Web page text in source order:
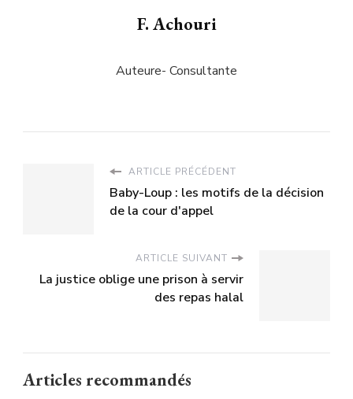
F. Achouri
Auteure- Consultante
ARTICLE PRÉCÉDENT
Baby-Loup : les motifs de la décision
de la cour d'appel
ARTICLE SUIVANT
La justice oblige une prison à servir
des repas halal
Articles recommandés